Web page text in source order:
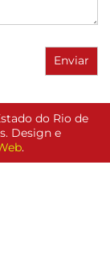
do Rio de
Design e
.